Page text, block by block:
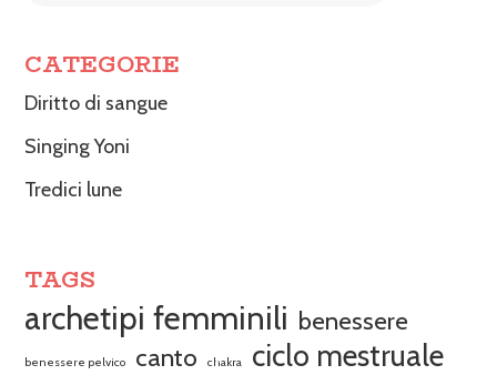
CATEGORIE
Diritto di sangue
Singing Yoni
Tredici lune
TAGS
archetipi femminili benessere
benessere pelvico canto chakra ciclo mestruale